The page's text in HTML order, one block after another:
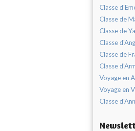
Classe
Classe de
Classe de
Classe
Classe de
Classe
Voyage en
Voyage en
Classe